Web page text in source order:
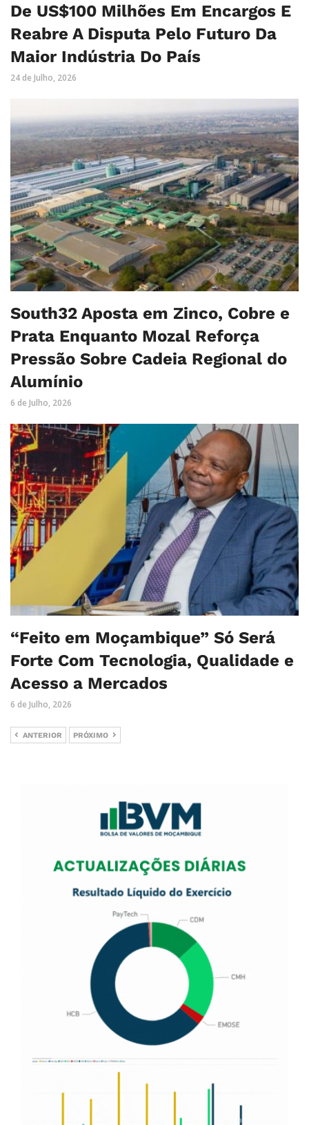
De US$100 Milhões Em Encargos E
Reabre A Disputa Pelo Futuro Da
Maior Indústria Do País
24 de Julho, 2026
South32 Aposta em Zinco, Cobre e
Prata Enquanto Mozal Reforça
Pressão Sobre Cadeia Regional do
Alumínio
6 de Julho, 2026
“Feito em Moçambique” Só Será
Forte Com Tecnologia, Qualidade e
Acesso a Mercados
6 de Julho, 2026
ANTERIOR PRÓXIMO